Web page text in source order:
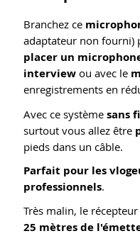
Branchez ce
adaptateur non fourni)
placer un
interview ou avec le
enregistrements en
Avec ce système sans
surtout vous allez être
pieds dans un câble.
Parfait pour les
professionnels.
Très malin, le
25 mètres de